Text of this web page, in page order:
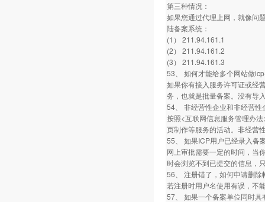
第三种情况：
如果您通过代理上网，就像问
陆备案系统：
(1） 211.94.161.1
(2） 211.94.161.2
(3） 211.94.161.3
53、 如何才能给多个网站做
如果你有接入服务许可证或经
务，也就是批量备案。没有导
54、 非经营性企业和非经营性
按照<互联网信息服务管理办
页制作等服务的活动。非经营
55、 如果ICP用户已经录入备
网上审批需要一定的时间，当
时会浏览不到已提交的信息，
56、 注册错了，如何申请删除
若注册时用户名使用有误，不
57、 如果一个备案单位同时